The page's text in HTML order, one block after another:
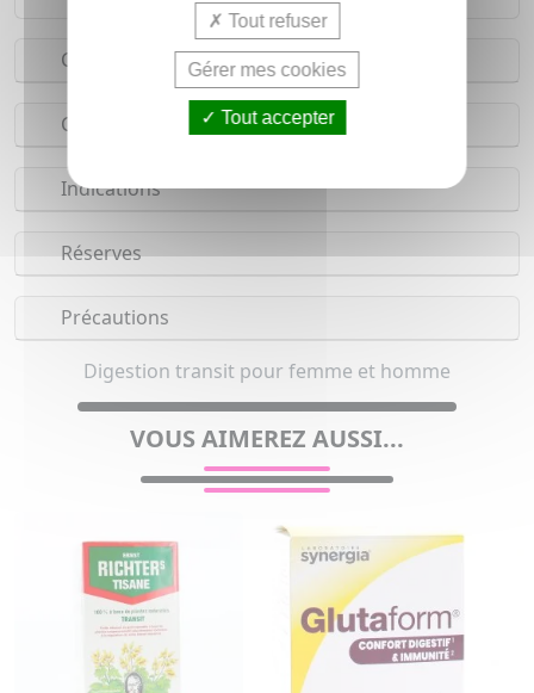
Conseils d'utilisation
Composition
Indications
Réserves
Précautions
Digestion transit pour femme et homme
VOUS AIMEREZ AUSSI...
Tout refuser
Gérer mes cookies
Tout accepter